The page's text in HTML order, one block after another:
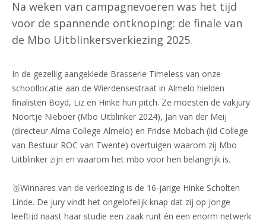
Na weken van campagnevoeren was het tijd
voor de spannende ontknoping: de finale van
de Mbo Uitblinkersverkiezing 2025.
In de gezellig aangeklede Brasserie Timeless van onze
schoollocatie aan de Wierdensestraat in Almelo hielden
finalisten Boyd, Liz en Hinke hun pitch. Ze moesten de vakjury
Noortje Nieboer (Mbo Uitblinker 2024), Jan van der Meij
(directeur Alma College Almelo) en Fridse Mobach (lid College
van Bestuur ROC van Twente) overtuigen waarom zij Mbo
Uitblinker zijn en waarom het mbo voor hen belangrijk is.
🥇Winnares van de verkiezing is de 16-jarige Hinke Scholten
Linde. De jury vindt het ongelofelijk knap dat zij op jonge
leeftijd naast haar studie een zaak runt én een enorm netwerk